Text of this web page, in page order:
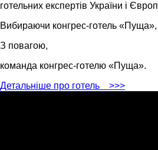
готельних експертів України і
Вибираючи конгрес-готель
З повагою,
команда конгрес-готелю «Пуща».
Детальніше про готель >>>